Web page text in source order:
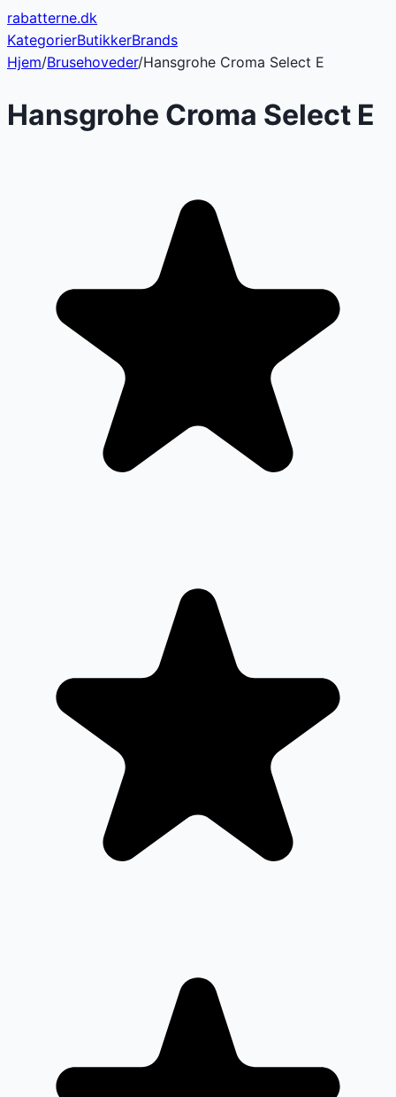
rabatterne.dk
KategorierButikkerBrands
Hjem/Brusehoveder/Hansgrohe Croma Select E
Hansgrohe Croma Select E